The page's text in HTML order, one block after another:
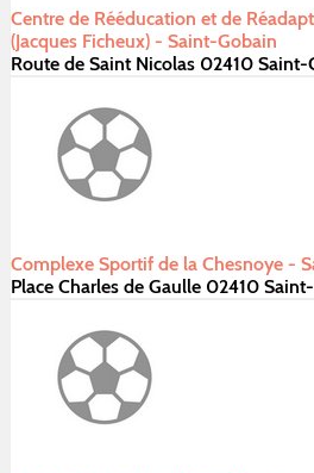
Centre de Rééducation et de
(Jacques Ficheux) - Saint-Gobain
Route de Saint Nicolas 02410 Saint-
Complexe Sportif de la Chesnoye -
Place Charles de Gaulle 02410